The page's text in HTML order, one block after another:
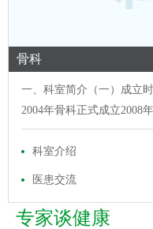
骨科
一、科室简介（一）成立
2004年骨科正式成立2008年
科室介绍
医患交流
专家谈健康